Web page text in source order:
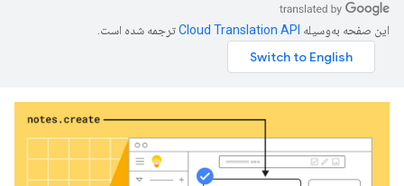
این صفحه به‌وسیله ترجمه شده است.